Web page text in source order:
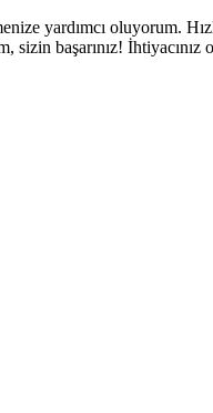
yardımcı oluyorum.
başarınız! İhtiyacınız